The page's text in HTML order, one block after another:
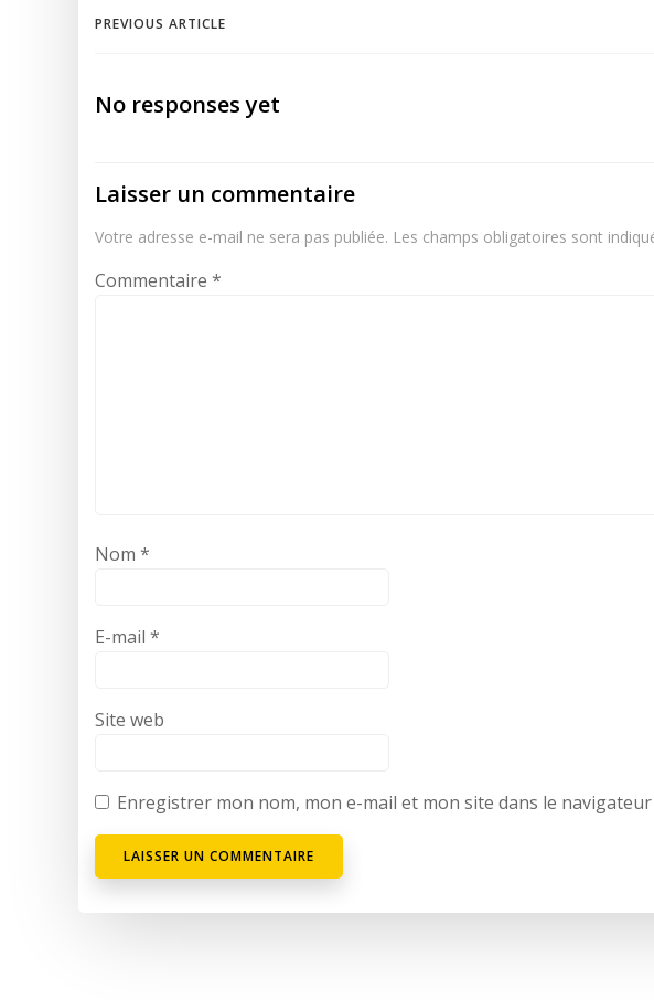
Post
navigation
PREVIOUS ARTICLE
No responses yet
Laisser un commentaire
Votre adresse e-mail ne sera pas publiée. Les champs obligatoires sont
Commentaire *
Nom *
E-mail *
Site web
Enregistrer mon nom, mon e-mail et mon site dans le